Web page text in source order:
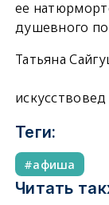
ее
душевного
Татьяна
искусствовед
Теги:
афиша
Читать